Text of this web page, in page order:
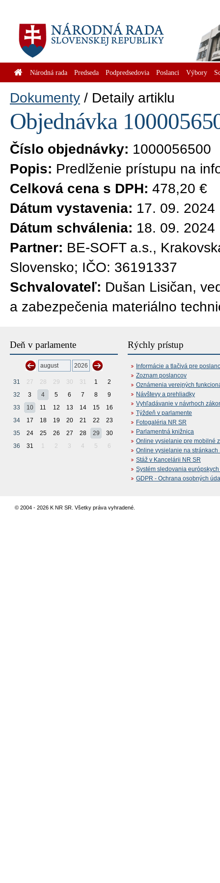
Národná rada Predseda Podpredsedovia Poslanci Výbory
Dokumenty Detaily artiklu
Objednávka
Číslo objednávky: 1000056500
Popis: Predlženie prístupu na
Celková cena s DPH: 478,20 €
Dátum vystavenia: 17. 09. 2024
Dátum schválenia: 18. 09. 2024
Partner: BE-SOFT a.s.,
Slovensko; IČO: 36191337
Schvalovateľ: Dušan Lisičan,
a zabezpečenia materiálno
Deň v parlamente
31 27 28 29 30 31 1
2
32
3 4 5 6 7 8
9
33
10 11 12 13 14 15
16
34
17 18 19 20 21 22
23
35
24 25 26 27 28 29
30
36
31 1 2 3 4 5 6
Rýchly prístup
Informácie a tlačivá pre
Zoznam poslancov
Oznámenia verejných
Návštevy a prehliadky
Vyhľadávanie v návrhoch
Týždeň v parlamente
Fotogaléria NR SR
Parlamentná knižnica
Online vysielanie pre mobilné
Online vysielanie na stránkach
Stáž v Kancelárii NR SR
Systém sledovania
GDPR - Ochrana osobných
© 2004 - 2026 K NR SR. Všetky práva vyhradené.